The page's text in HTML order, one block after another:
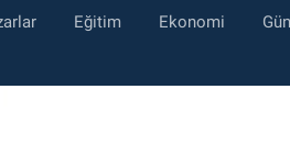
Eğitim Ekonomi